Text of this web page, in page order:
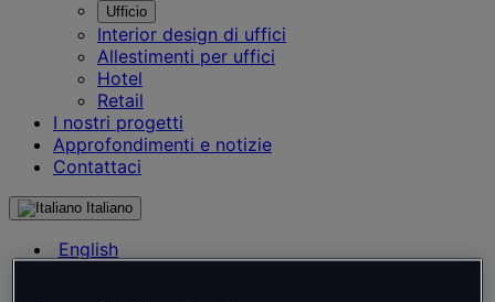
Ufficio
Interior design di uffici
Allestimenti per uffici
Hotel
Retail
I nostri progetti
Approfondimenti e notizie
Contattaci
Italiano
English